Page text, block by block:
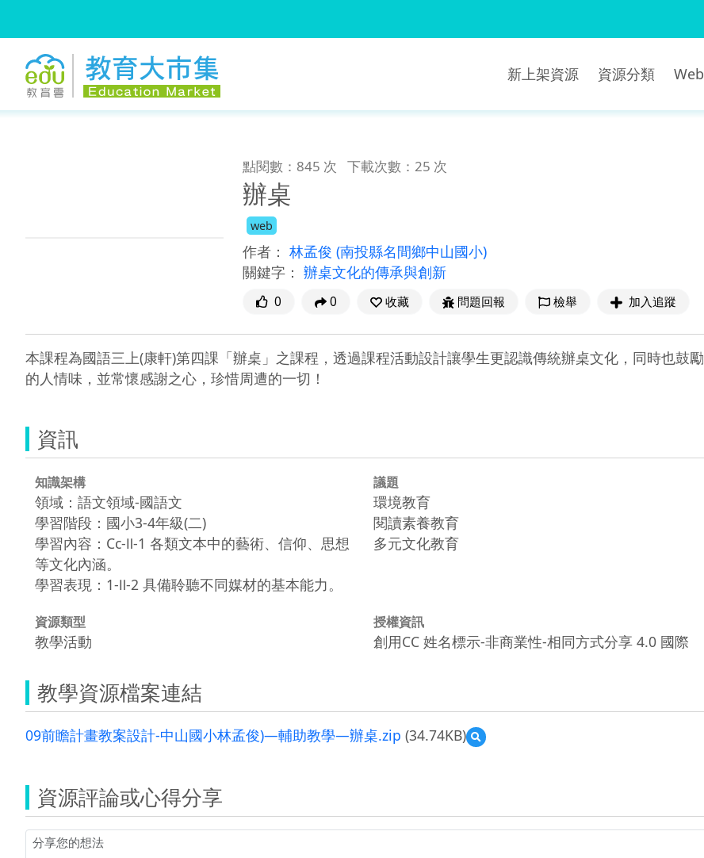
新上架資源 資源分類
點閱數：845 次 下載次數：25 次
辦桌
web
作者： 林孟俊 (南投縣名間鄉中山國小)
關鍵字： 辦桌文化的傳承與創新
0 0 收藏 問題回報 檢舉 加入追蹤
本課程為國語三上(康軒)第四課「辦桌」之課程，透過課程活動設計讓學生更認識傳統辦桌文化，同時也鼓
的人情味，並常懷感謝之心，珍惜周遭的一切！
資訊
知識架構
領域：語文領域-國語文
學習階段：國小3-4年級(二)
學習內容：Cc-Ⅱ-1 各類文本中的藝術、信仰、思想
等文化內涵。
學習表現：1-Ⅱ-2 具備聆聽不同媒材的基本能力。
議題
環境教育
閱讀素養教育
多元文化教育
資源類型
教學活動
授權資訊
創用CC 姓名標示-非商業性-相同方式分享 4.0 國際
教學資源檔案連結
09前瞻計畫教案設計-中山國小林孟俊)—輔助教學—辦桌.zip (34.74KB)
預
覽
畫
資源評論或心得分享